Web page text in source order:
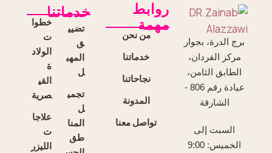
برج الدرة، بجوار
مركز الفردان،
الطابق الثامن،
عيادة رقم 806 -
الشارقة
السبت إلى
الخميس: 9:00
روابط
مهمة
من نحن
خدماتنا
نجاحاتنا
المدونة
تواصل معنا
خدماتنا
تضيي
ق
المهب
ل
تجمي
ل
المنا
طق
خطوا
ت
الولاد
ة
القي
صرية
علاجا
ت
الليزر